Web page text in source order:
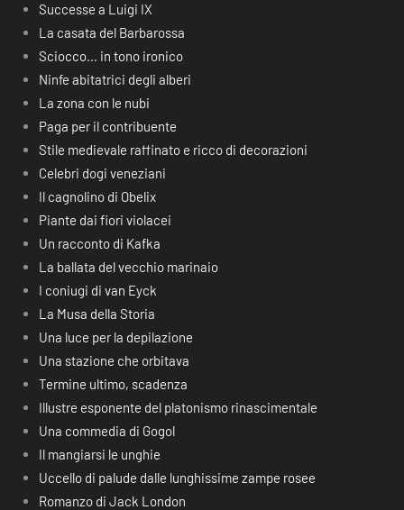
Successe a Luigi IX
La casata del Barbarossa
Sciocco… in tono ironico
Ninfe abitatrici degli alberi
La zona con le nubi
Paga per il contribuente
Stile medievale raffinato e ricco di decorazioni
Celebri dogi veneziani
Il cagnolino di Obelix
Piante dai fiori violacei
Un racconto di Kafka
La ballata del vecchio marinaio
I coniugi di van Eyck
La Musa della Storia
Una luce per la depilazione
Una stazione che orbitava
Termine ultimo, scadenza
Illustre esponente del platonismo rinascimentale
Una commedia di Gogol
Il mangiarsi le unghie
Uccello di palude dalle lunghissime zampe rosee
Romanzo di Jack London